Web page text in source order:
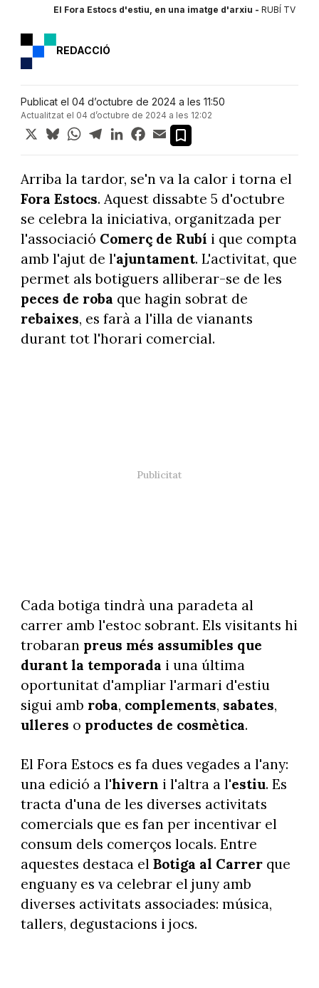
El Fora Estocs d'estiu, en una imatge d'arxiu - RUBÍ TV
REDACCIÓ
Publicat el 04 d’octubre de 2024 a les 11:50
Actualitzat el 04 d’octubre de 2024 a les 12:02
X BlueskyWhatsApp
TelegramLinkedInFacebook
Email
Arriba la tardor, se'n va la calor i torna el
Fora Estocs. Aquest dissabte 5 d'octubre
se celebra la iniciativa, organitzada per
l'associació Comerç de Rubí i que compta
amb l'ajut de l'ajuntament. L'activitat, que
permet als botiguers alliberar-se de les
peces de roba que hagin sobrat de
rebaixes, es farà a l'illa de vianants
durant tot l'horari comercial.
Cada botiga tindrà una paradeta al
carrer amb l'estoc sobrant. Els visitants hi
trobaran preus més assumibles que
durant la temporada i una última
oportunitat d'ampliar l'armari d'estiu
sigui amb roba, complements, sabates,
ulleres o productes de cosmètica.
El Fora Estocs es fa dues vegades a l'any:
una edició a l'hivern i l'altra a l'estiu. Es
tracta d'una de les diverses activitats
comercials que es fan per incentivar el
consum dels comerços locals. Entre
aquestes destaca el Botiga al Carrerque
enguany es va celebrar el juny amb
diverses activitats associades: música,
tallers, degustacions i jocs.